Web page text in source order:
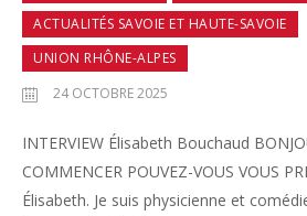
ACTUALITÉS SAVOIE ET HAUTE-SAVOIE
UNION RHÔNE-ALPES
24 OCTOBRE 2025
INTERVIEW Élisabeth Bouchaud
COMMENCER POUVEZ-VOUS VOUS
Élisabeth. Je suis physicienne et